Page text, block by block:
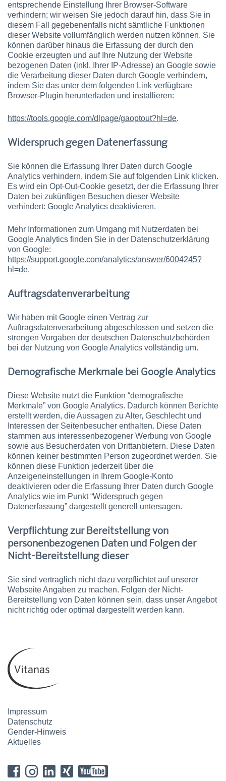
entsprechende Einstellung Ihrer Browser-Software
verhindern; wir weisen Sie jedoch darauf hin, dass Sie in
diesem Fall gegebenenfalls nicht sämtliche Funktionen
dieser Website vollumfänglich werden nutzen können. Sie
können darüber hinaus die Erfassung der durch den
Cookie erzeugten und auf Ihre Nutzung der Website
bezogenen Daten (inkl. Ihrer IP-Adresse) an Google sowie
die Verarbeitung dieser Daten durch Google verhindern,
indem Sie das unter dem folgenden Link verfügbare
Browser-Plugin herunterladen und installieren:
https://tools.google.com/dlpage/gaoptout?hl=de.
Widerspruch gegen Datenerfassung
Sie können die Erfassung Ihrer Daten durch Google
Analytics verhindern, indem Sie auf folgenden Link klicken.
Es wird ein Opt-Out-Cookie gesetzt, der die Erfassung Ihrer
Daten bei zukünftigen Besuchen dieser Website
verhindert: Google Analytics deaktivieren.
Mehr Informationen zum Umgang mit Nutzerdaten bei
Google Analytics finden Sie in der Datenschutzerklärung
von Google:
https://support.google.com/analytics/answer/6004245?
hl=de.
Auftragsdatenverarbeitung
Wir haben mit Google einen Vertrag zur
Auftragsdatenverarbeitung abgeschlossen und setzen die
strengen Vorgaben der deutschen Datenschutzbehörden
bei der Nutzung von Google Analytics vollständig um.
Demografische Merkmale bei Google Analytics
Diese Website nutzt die Funktion “demografische
Merkmale” von Google Analytics. Dadurch können Berichte
erstellt werden, die Aussagen zu Alter, Geschlecht und
Interessen der Seitenbesucher enthalten. Diese Daten
stammen aus interessenbezogener Werbung von Google
sowie aus Besucherdaten von Drittanbietern. Diese Daten
können keiner bestimmten Person zugeordnet werden. Sie
können diese Funktion jederzeit über die
Anzeigeneinstellungen in Ihrem Google-Konto
deaktivieren oder die Erfassung Ihrer Daten durch Google
Analytics wie im Punkt “Widerspruch gegen
Datenerfassung” dargestellt generell untersagen.
Verpflichtung zur Bereitstellung von
personenbezogenen Daten und Folgen der
Nicht-Bereitstellung dieser
Sie sind vertraglich nicht dazu verpflichtet auf unserer
Webseite Angaben zu machen. Folgen der Nicht-
Bereitstellung von Daten können sein, dass unser Angebot
nicht richtig oder optimal dargestellt werden kann.
Impressum
Datenschutz
Gender-Hinweis
Aktuelles